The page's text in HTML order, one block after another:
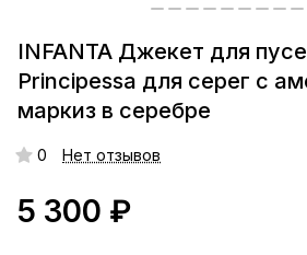
INFANTA Джекет для
Principessa для серег с
маркиз в серебре
0 Нет отзывов
5 300 ₽